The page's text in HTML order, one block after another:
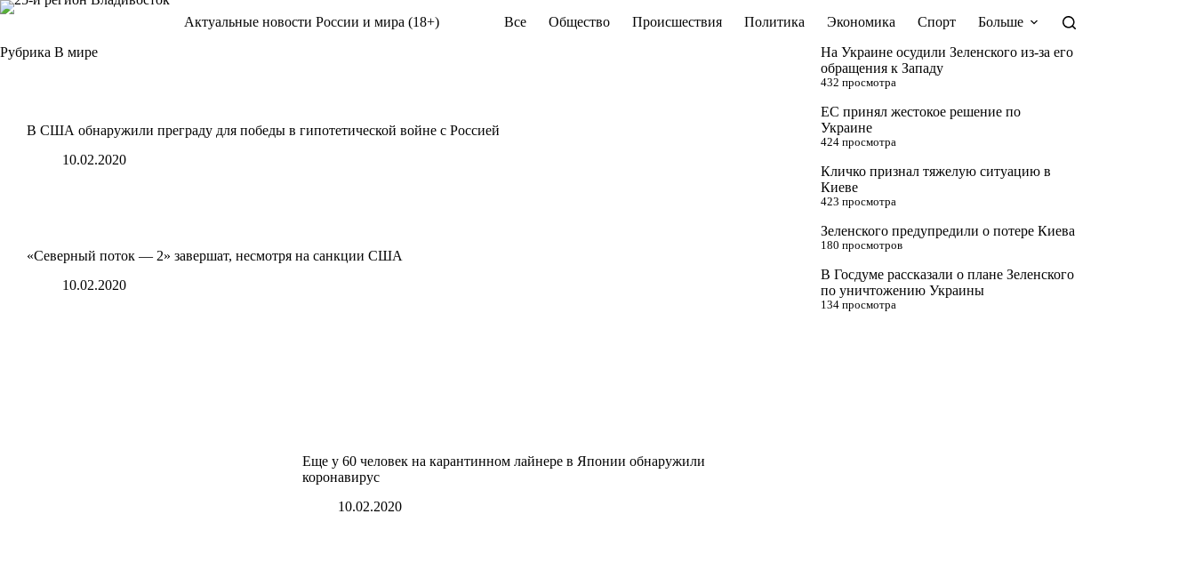
Перейти
Актуальные новости России и мира (18+) Все Общество Происшествия Политика Экономика Спорт
Больше
Рубрика В мире
В США обнаружили преграду для победы в гипотетической войне с Россией
10.02.2020
«Северный поток — 2» завершат, несмотря на санкции США
10.02.2020
Еще у 60 человек на карантинном лайнере в Японии обнаружили
коронавирус
10.02.2020
На Украине осудили Зеленского из-за его
обращения к Западу
432 просмотра
ЕС принял жестокое решение по
Украине
424 просмотра
Кличко признал тяжелую ситуацию в
Киеве
423 просмотра
Зеленского предупредили о потере Киева
180 просмотров
В Госдуме рассказали о плане Зеленского
по уничтожению Украины
134 просмотра